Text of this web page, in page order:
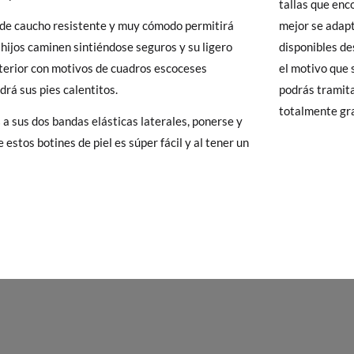
caucho resistente y muy cómodo permitirá
caminen sintiéndose seguros y su ligero
con motivos de cuadros escoceses
sus pies calentitos.
a sus dos bandas elásticas laterales, ponerse y
estos botines de piel es súper fácil y al tener un
tallas que
mejor se
disponibles
el motivo que
podrás
totalmente
si cuando te lleguen no te valen, sólo tienes que entrar en la sección
la petición de cambio. Nuestro equipo Atención al Cliente se
recogeremos la primera, sin gastos, en unos pocos días!
de que no quieras Cambio sino Devolución, también serán
desde el mismo enlace del párrafo anterior y nos
paquete.
17,9 18,5 19,2 19,9 20,6 21,3 22,0